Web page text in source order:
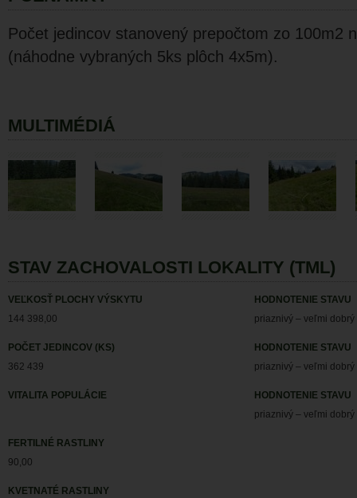
Počet jedincov stanovený prepočtom zo 100m2
(náhodne vybraných 5ks plôch 4x5m).
MULTIMÉDIÁ
STAV ZACHOVALOSTI LOKALITY (TML)
VEĽKOSŤ PLOCHY VÝSKYTU
144 398,00
HODNOTENIE STAVU
priaznivý – veľmi dobrý
POČET JEDINCOV (KS)
362 439
HODNOTENIE STAVU
priaznivý – veľmi dobrý
VITALITA POPULÁCIE
HODNOTENIE STAVU
priaznivý – veľmi dobrý
FERTILNÉ RASTLINY
90,00
KVETNATÉ RASTLINY